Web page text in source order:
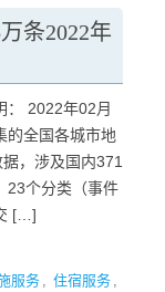
条2022年
： 2022年02月
的全国各城市地
据，涉及国内371
23个分类（事件
[…]
服务 , 住宿服务 ,